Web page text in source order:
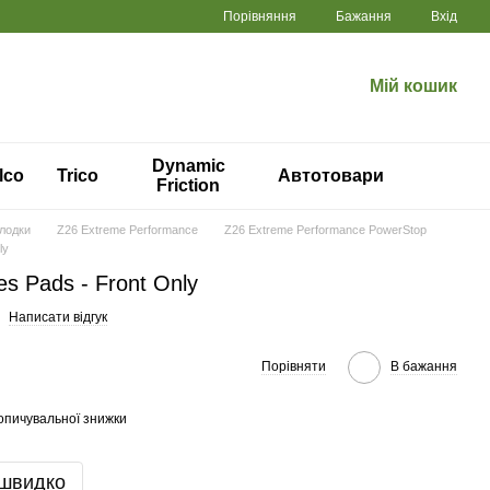
Порівняння Бажання Вхід
Мій кошик
Trico
Dynamic
Friction
Автотовари
Z26 Extreme Performance
Z26 Extreme Performance PowerStop
Pads - Front Only
Написати відгук
Порівняти В бажання
знижки